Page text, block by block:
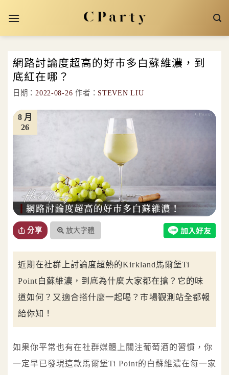
網路討論度超高的好市多白蘇維濃，到
底紅在哪？
日期：2022-08-26 作者： STEVEN LIU
26
8 月
分享 放大字體
近期在社群上討論度超熱的Kirkland馬爾堡Ti
Point白蘇維濃，到底為什麼大家都在搶？它的味
道如何？又適合搭什麼一起喝？市場觀測站全都報
給你知！
如果你平常也有在社群媒體上關注葡萄酒的習慣，你
一定早已發現這款馬爾堡Ti Point的白蘇維濃在每一家